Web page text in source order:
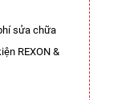
sửa chữa
REXON &